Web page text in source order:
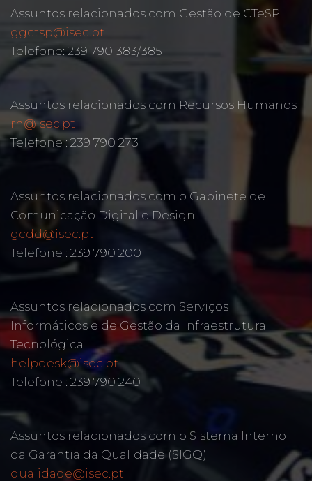
Assuntos relacionados com Gestão de CTeSP
ggctsp@isec.pt
Telefone: 239 790 383/385
Assuntos relacionados com Recursos Humanos
rh@isec.pt
Telefone : 239 790 273
Assuntos relacionados com o Gabinete de
Comunicação Digital e Design
gcdd@isec.pt
Telefone : 239 790 200
Assuntos relacionados com Serviços
Informáticos e de Gestão da Infraestrutura
Tecnológica
helpdesk@isec.pt
Telefone : 239 790 240
Assuntos relacionados com o Sistema Interno
da Garantia da Qualidade (SIGQ)
qualidade@isec.pt